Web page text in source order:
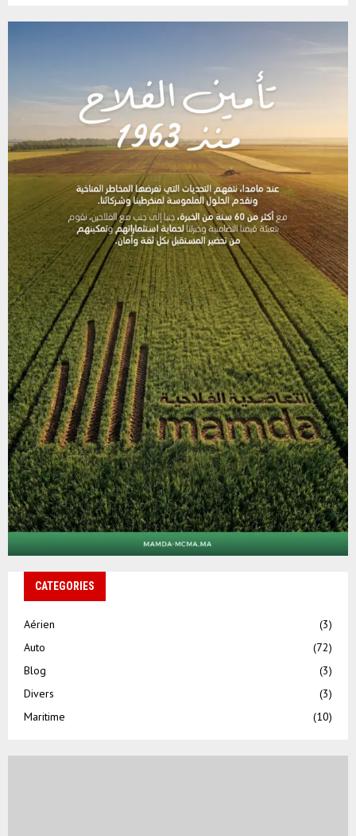
CATEGORIES
Aérien
(3)
Auto
(72)
Blog
(3)
Divers
(3)
Maritime
(10)